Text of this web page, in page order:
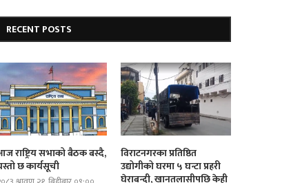
RECENT POSTS
राष्ट्रिय सभाको बैठक बस्दै,
छ कार्यसूची
विराटनगरका प्रतिष्ठित
उद्योगीको घरमा ५ घन्टा प्रहरी
घेराबन्दी, खानतलासीपछि केही